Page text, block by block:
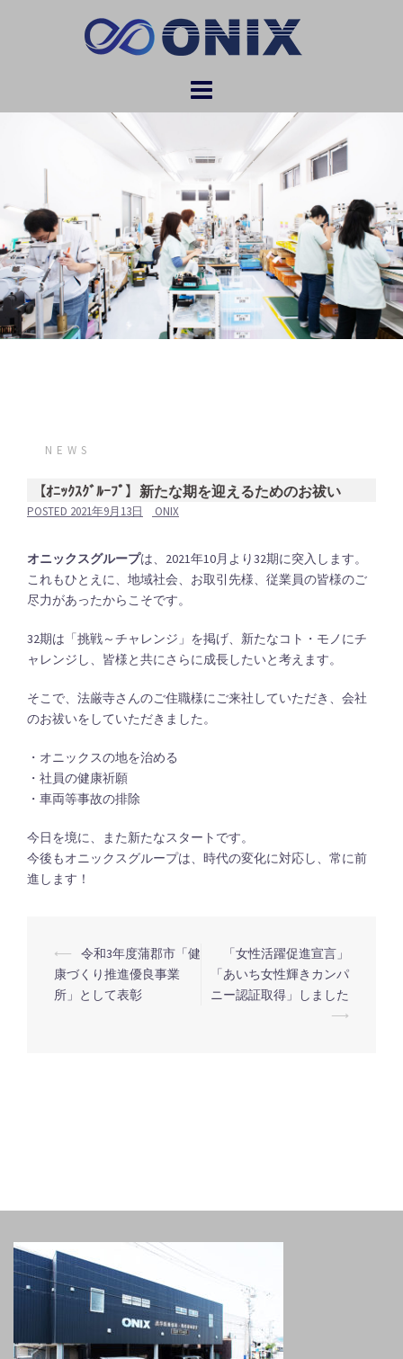
へ
NEWS
【ｵﾆｯｸｽｸﾞﾙｰﾌﾟ】新たな期を迎えるためのお祓い
POSTED 2021年9月13日 ONIX
オニックスグループは、2021年10月より32期に突入します。
これもひとえに、地域社会、お取引先様、従業員の皆様のご
尽力があったからこそです。
32期は「挑戦～チャレンジ」を掲げ、新たなコト・モノにチ
ャレンジし、皆様と共にさらに成長したいと考えます。
そこで、法厳寺さんのご住職様にご来社していただき、会社
のお祓いをしていただきました。
・オニックスの地を治める
・社員の健康祈願
・車両等事故の排除
今日を境に、また新たなスタートです。
今後もオニックスグループは、時代の変化に対応し、常に前
進します！
投
稿
⟵
令和3年度蒲郡市「健
康づくり推進優良事業
所」として表彰
「女性活躍促進宣言」
「あいち女性輝きカンパ
ニー認証取得」しました
⟶